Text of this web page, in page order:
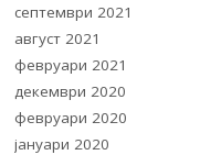
септември 2021
август 2021
февруари 2021
декември 2020
февруари 2020
јануари 2020